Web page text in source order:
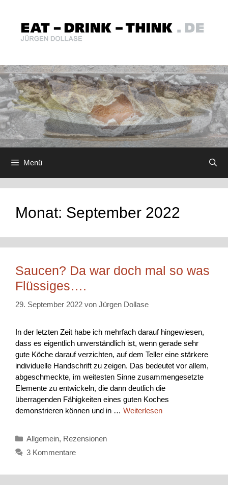
springen
Menü
Monat: September 2022
Saucen? Da war doch mal so was
Flüssiges….
29. September 2022 von Jürgen Dollase
In der letzten Zeit habe ich mehrfach darauf hingewiesen,
dass es eigentlich unverständlich ist, wenn gerade sehr
gute Köche darauf verzichten, auf dem Teller eine stärkere
individuelle Handschrift zu zeigen. Das bedeutet vor allem,
abgeschmeckte, im weitesten Sinne zusammengesetzte
Elemente zu entwickeln, die dann deutlich die
überragenden Fähigkeiten eines guten Koches
demonstrieren können und in … Weiterlesen
Kategorien
Allgemein, Rezensionen
3 Kommentare